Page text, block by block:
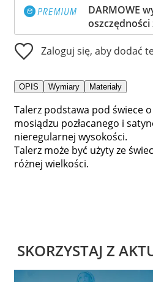
DARMOWE
oszczędności
Zaloguj się, aby dodać
OPIS Wymiary Materiały
Talerz podstawa pod świece
mosiądzu pozłacanego i
nieregularnej wysokości.
Talerz może być użyty ze
różnej wielkości.
SKORZYSTAJ Z